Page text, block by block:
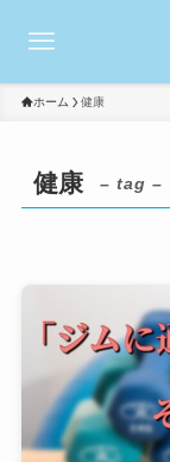
ホーム 健康
健康 – tag –